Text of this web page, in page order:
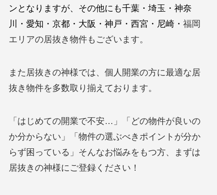
ンとなりますが、その他にも千葉・埼玉・神奈
川・愛知・京都・大阪・神戸・西宮・尼崎・ 福岡
エリアの居抜き物件もございます。
また居抜きの神様では、個人開業の方に最適な居
抜き物件を多数取り揃えております。
「はじめての開業で不安…」「どの物件が良いの
か分からない」「物件の選ぶべきポイントが分か
らず困っている」そんなお悩みをもつ方、まずは
居抜きの神様にご登録ください！